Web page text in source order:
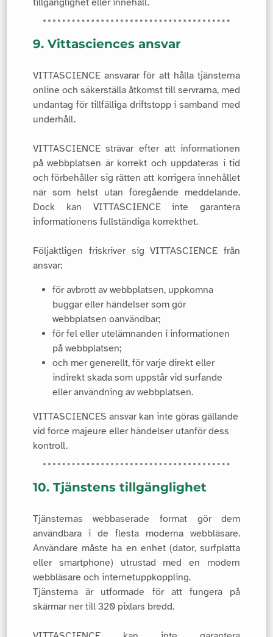
9. Vittasciences ansvar
VITTASCIENCE ansvarar för att hålla tjänsterna
online och säkerställa åtkomst till servrarna, med
undantag för tillfälliga driftstopp i samband med
underhåll.
VITTASCIENCE strävar efter att informationen
på webbplatsen är korrekt och uppdateras i tid
och förbehåller sig rätten att korrigera innehållet
när som helst utan föregående meddelande.
Dock kan VITTASCIENCE inte garantera
informationens fullständiga korrekthet.
Följaktligen friskriver sig VITTASCIENCE från
ansvar:
för avbrott av webbplatsen, uppkomna
buggar eller händelser som gör
webbplatsen oanvändbar;
för fel eller utelämnanden i informationen
på webbplatsen;
och mer generellt, för varje direkt eller
indirekt skada som uppstår vid surfande
eller användning av webbplatsen.
VITTASCIENCES ansvar kan inte göras gällande
vid force majeure eller händelser utanför dess
kontroll.
10. Tjänstens tillgänglighet
Tjänsternas webbaserade format gör dem
användbara i de flesta moderna webbläsare.
Användare måste ha en enhet (dator, surfplatta
eller smartphone) utrustad med en modern
webbläsare och internetuppkoppling.
Tjänsterna är utformade för att fungera på
skärmar ner till 320 pixlars bredd.